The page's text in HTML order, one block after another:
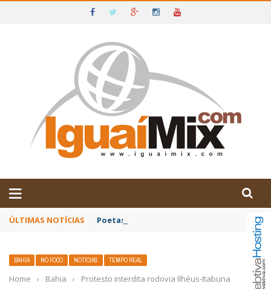
IGUAÍ E SUDOESTE DA BAHIA
ÚLTIMAS NOTÍCIAS Poetas baianos representam o Brasil no
BAHIA NO FOCO NOTÍCIAS TEMPO REAL
Home › Bahia › Protesto interdita rodovia Ilhéus-Itabuna